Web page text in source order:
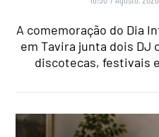
A comemoração do Dia
em Tavira junta dois DJ
discotecas, festivais